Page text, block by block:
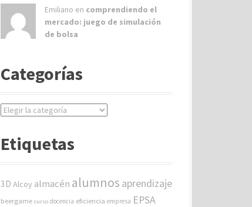
Emiliano en comprendiendo el
mercado: juego de simulación
de bolsa
Categorías
C
e
r
Etiquetas
3D Alcoy almacén alumnos aprendizaje
beergame curso docencia eficiencia empresa EPSA